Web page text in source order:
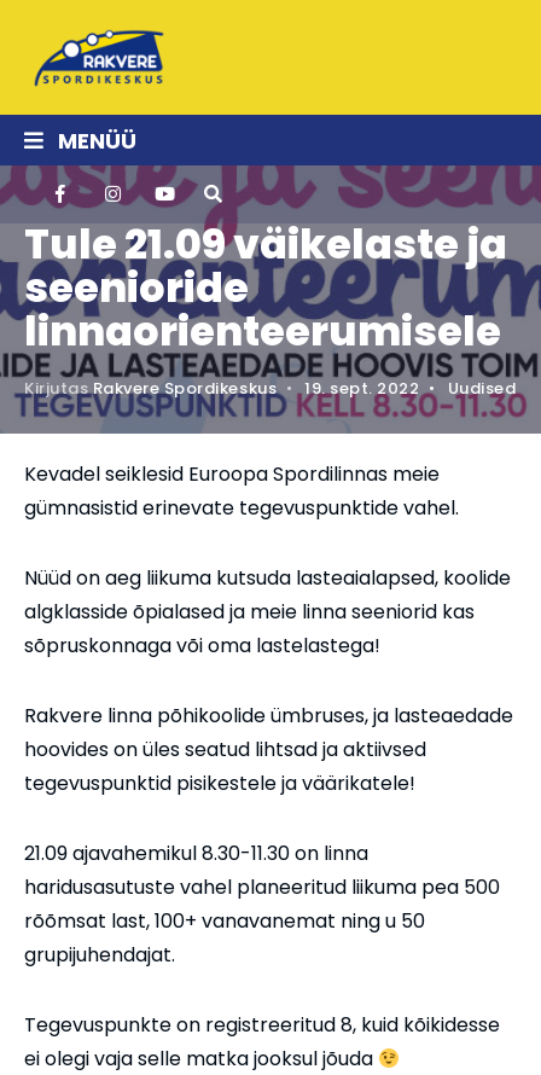
MENÜÜ
Tule 21.09 väikelaste ja
seenioride
linnaorienteerumisele
KirjutasRakvere Spordikeskus • 19. sept. 2022 • Uudised
Kevadel seiklesid Euroopa Spordilinnas meie
gümnasistid erinevate tegevuspunktide vahel.
Nüüd on aeg liikuma kutsuda lasteaialapsed, koolide
algklasside õpialased ja meie linna seeniorid kas
sõpruskonnaga või oma lastelastega!
Rakvere linna põhikoolide ümbruses, ja lasteaedade
hoovides on üles seatud lihtsad ja aktiivsed
tegevuspunktid pisikestele ja väärikatele!
21.09 ajavahemikul 8.30-11.30 on linna
haridusasutuste vahel planeeritud liikuma pea 500
rõõmsat last, 100+ vanavanemat ning u 50
grupijuhendajat.
Tegevuspunkte on registreeritud 8, kuid kõikidesse
ei olegi vaja selle matka jooksul jõuda